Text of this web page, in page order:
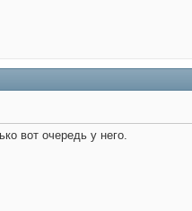
вот очередь у него.